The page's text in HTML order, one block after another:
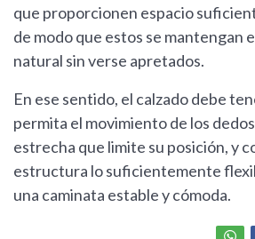
que proporcionen espacio
de modo que estos se mantengan
natural sin verse apretados.
En ese sentido, el calzado debe
permita el movimiento de los
estrecha que limite su posición, y
estructura lo suficientemente
una caminata estable y cómoda.